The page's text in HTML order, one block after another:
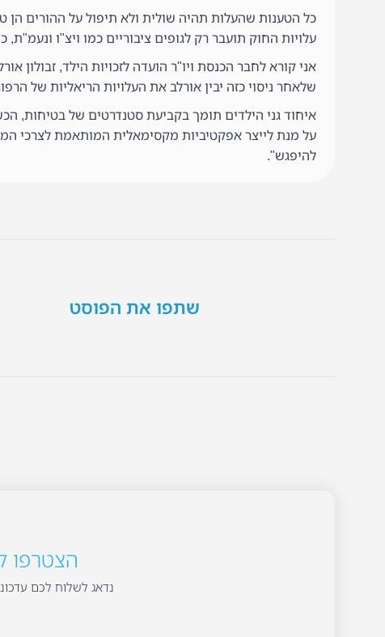
כל הטענות שהעלות תהיה שולית ולא תיפול על ההורים הן
עלויות החוק תועבר רק לגופים ציבוריים כמו ויצ"ו
אני קורא לחבר הכנסת ויו"ר הועדה לזכויות הילד, זבולון
שלאחר ניסוי כזה יבין אורלב את העלויות הריאליות של
איחוד גני הילדים תומך בקביעת סטנדרטים של בטיחות,
על מנת לייצר אפקטיביות מקסימאלית המותאמת לצרכי
להיפגש".
שתפו את הפוסט
הצטרפו
נדאג לשלוח לכם